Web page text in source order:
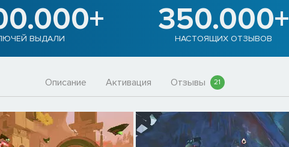
ВЫДАЛИ
350.000+
НАСТОЯЩИХ ОТЗЫВОВ
Описание Активация Отзывы 21